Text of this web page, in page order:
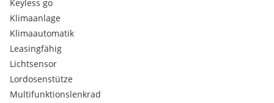
Keyless go
Klimaanlage
Klimaautomatik
Leasingfähig
Lichtsensor
Lordosenstütze
Multifunktionslenkrad